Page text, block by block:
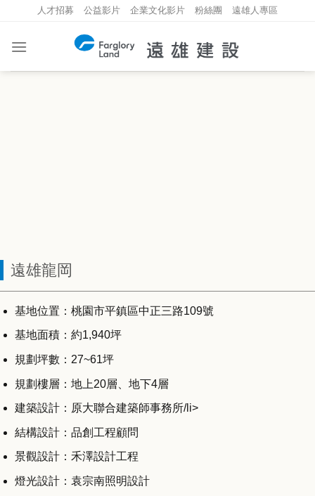
content
人才招募 公益影片 企業文化影片 粉絲團 遠雄人專區
遠雄龍岡
基地位置：桃園市平鎮區中正三路109號
基地面積：約1,940坪
規劃坪數：27~61坪
規劃樓層：地上20層、地下4層
建築設計：原大聯合建築師事務所/li>
結構設計：品創工程顧問
景觀設計：禾澤設計工程
燈光設計：袁宗南照明設計